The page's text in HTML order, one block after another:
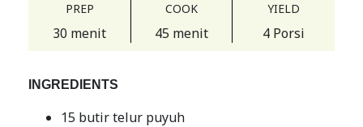
PREP
30 menit
COOK
45 menit
YIELD
4 Porsi
INGREDIENTS
15 butir telur puyuh